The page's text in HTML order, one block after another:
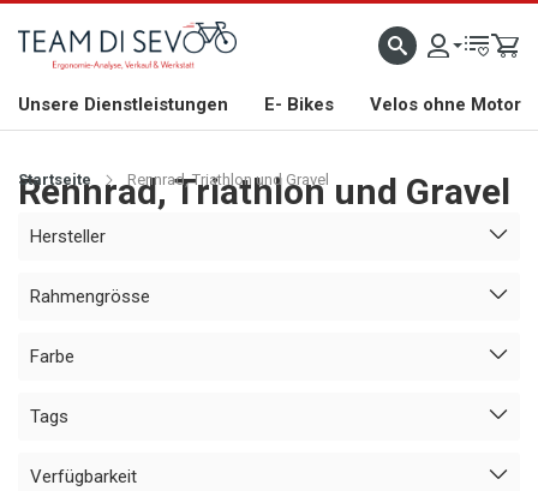
WILLKOMMEN GROSSE AUSWAHL AN RENNRÄDERN, GRAVEL, E-BIKES UND
Unsere Dienstleistungen E- Bikes Velos ohne Motor
Startseite Rennrad, Triathlon und Gravel
Rennrad, Triathlon und Gravel
Hersteller
Rahmengrösse
Farbe
Tags
Verfügbarkeit